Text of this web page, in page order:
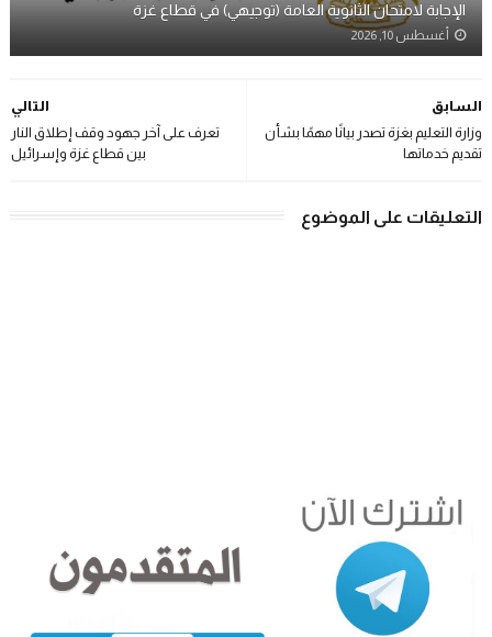
الإجابة لامتحان الثانوية العامة (توجيهي) في قطاع غزة
أغسطس 10, 2026
التالي
تعرف على آخر جهود وقف إطلاق النار
بين قطاع غزة وإسرائيل
السابق
وزارة التعليم بغزة تصدر بيانًا مهمًا بشأن
تقديم خدماتها
التعليقات على الموضوع